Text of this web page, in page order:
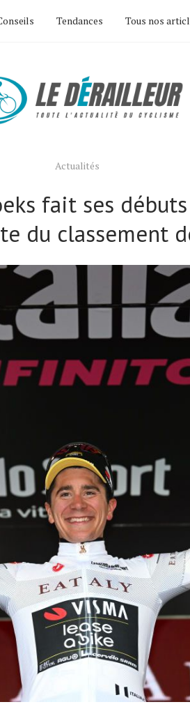
Tendances Tous nos
Actualités
fait ses
du classement